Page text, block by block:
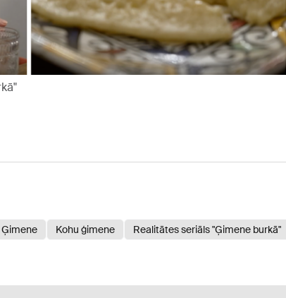
Ģimene Kohu ģimene Realitātes seriāls "Ģimene burkā"